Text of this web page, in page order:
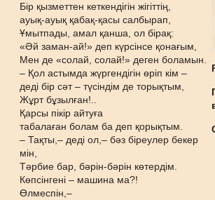
Бір қызметтен кеткендігін жігіттің,
ауық-ауық қабақ-қасы салбырап,
Ұмытпады, амал қанша, ол бірақ:
«Әй заман-ай!» деп күрсінсе қонағым,
Мен де «солай, солай!» деген боламын.
– Қол астымда жүргендігін өріп кім –
деді бір сәт – түсіндім де торықтым,
Жұрт бұзылған!..
Қарсы пікір айтуға
табалаған болам ба деп қорықтым.
– Тақты,– деді ол,– бәз біреулер бекер
мін,
Тәрбие бар, бәрін-бәрін көтердім.
Көпсінгені – машина ма?!
Өлмеспін,–